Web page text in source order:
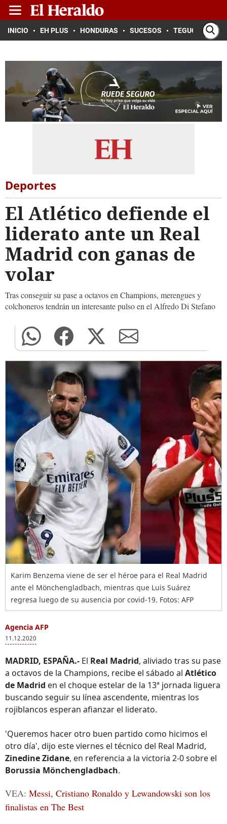
INICIO EH PLUS HONDURAS SUCESOS TEGUCIGALPA
Deportes
El Atlético defiende el
liderato ante un Real
Madrid con ganas de
volar
Tras conseguir su pase a octavos en Champions, merengues y
colchoneros tendrán un interesante pulso en el Alfredo Di Stefano
Karim Benzema viene de ser el héroe para el Real Madrid
ante el Mönchengladbach, mientras que Luis Suárez
regresa luego de su ausencia por covid-19. Fotos: AFP
Agencia AFP
11.12.2020
MADRID, ESPAÑA.- El Real Madrid, aliviado tras su pase
a octavos de la Champions, recibe el sábado al Atlético
de Madrid en el choque estelar de la 13ª jornada liguera
buscando seguir su línea ascendente, mientras los
rojiblancos esperan afianzar el liderato.
'Queremos hacer otro buen partido como hicimos el
otro día', dijo este viernes el técnico del Real Madrid,
Zinedine Zidane, en referencia a la victoria 2-0 sobre el
Borussia Mönchengladbach.
VEA: Messi, Cristiano Ronaldo y Lewandowski son los
finalistas en The Best